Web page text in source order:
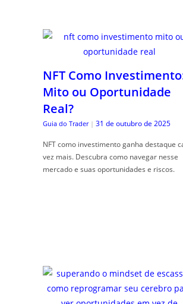
NFT Como
Mito ou Oportunidade
Real?
Guia do Trader | 31 de outubro de 2025
NFT como investimento ganha destaque
vez mais. Descubra como navegar nesse
mercado e suas oportunidades e riscos.